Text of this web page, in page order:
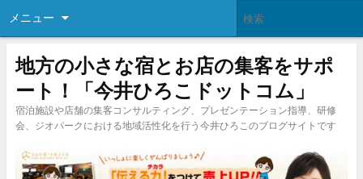
メニュー
地方の小さな宿とお店の集客をサポ
ート！「今井ひろこドットコム」
宿泊施設や店舗の集客コンサルティング、プレゼンテーション指導、研修
会、ジオパークにおける地域活性化を行う今井ひろこのブログサイトです